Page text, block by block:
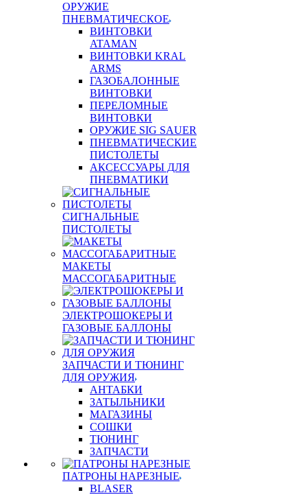
ОРУЖИЕ
ПНЕВМАТИЧЕСКОЕ
ВИНТОВКИ
ATAMAN
ВИНТОВКИ KRAL
ARMS
ГАЗОБАЛОННЫЕ
ВИНТОВКИ
ПЕРЕЛОМНЫЕ
ВИНТОВКИ
ОРУЖИЕ SIG SAUER
ПНЕВМАТИЧЕСКИЕ
ПИСТОЛЕТЫ
АКСЕССУАРЫ ДЛЯ
ПНЕВМАТИКИ
СИГНАЛЬНЫЕ
ПИСТОЛЕТЫ
МАКЕТЫ
МАССОГАБАРИТНЫЕ
ЭЛЕКТРОШОКЕРЫ И
ГАЗОВЫЕ БАЛЛОНЫ
ЗАПЧАСТИ И ТЮНИНГ
ДЛЯ ОРУЖИЯ
АНТАБКИ
ЗАТЫЛЬНИКИ
МАГАЗИНЫ
СОШКИ
ТЮНИНГ
ЗАПЧАСТИ
ПАТРОНЫ НАРЕЗНЫЕ
BLASER